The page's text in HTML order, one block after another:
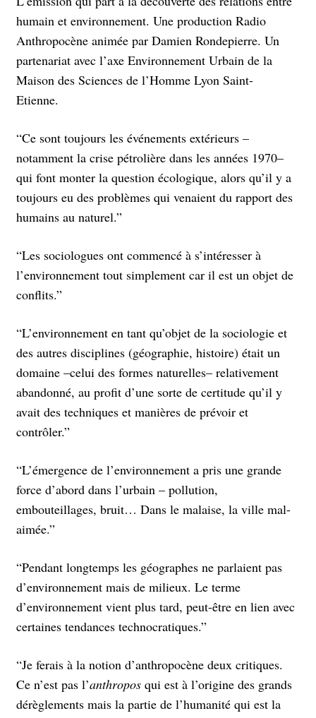
humain et environnement. Une production Radio
Anthropocène animée par Damien Rondepierre. Un
partenariat avec l’axe Environnement Urbain de la
Maison des Sciences de l’Homme Lyon Saint-
Etienne.
“Ce sont toujours les événements extérieurs –
notamment la crise pétrolière dans les années 1970–
qui font monter la question écologique, alors qu’il y a
toujours eu des problèmes qui venaient du rapport des
humains au naturel.”
“Les sociologues ont commencé à s’intéresser à
l’environnement tout simplement car il est un objet de
conflits.”
“L’environnement en tant qu’objet de la sociologie et
des autres disciplines (géographie, histoire) était un
domaine –celui des formes naturelles– relativement
abandonné, au profit d’une sorte de certitude qu’il y
avait des techniques et manières de prévoir et
contrôler.”
“L’émergence de l’environnement a pris une grande
force d’abord dans l’urbain – pollution,
embouteillages, bruit… Dans le malaise, la ville mal-
aimée.”
“Pendant longtemps les géographes ne parlaient pas
d’environnement mais de milieux. Le terme
d’environnement vient plus tard, peut-être en lien avec
certaines tendances technocratiques.”
“Je ferais à la notion d’anthropocène deux critiques.
Ce n’est pas l’anthropos qui est à l’origine des grands
dérèglements mais la partie de l’humanité qui est la